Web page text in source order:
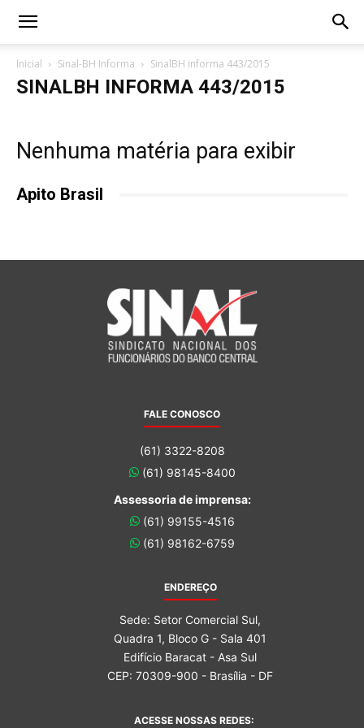
Inicial Sinal-BH Informa SinalBH informa 443/2015
SINALBH INFORMA 443/2015
Nenhuma matéria para exibir
Apito Brasil
FALE CONOSCO
(61) 3322-8208
(61) 98145-8400
Assessoria de imprensa:
(61) 99155-4516
(61) 98162-6759
ENDEREÇO
Sede: Setor Comercial Sul,
Quadra 1, Bloco G - Sala 401
Edifício Baracat - Asa Sul
CEP: 70309-900 - Brasília - DF
ACESSE NOSSAS REDES: